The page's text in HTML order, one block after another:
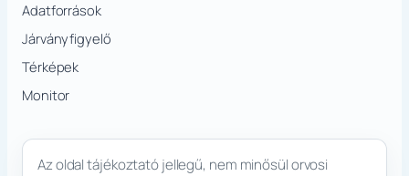
Adatforrások
Járványfigyelő
Térképek
Monitor
Az oldal tájékoztató jellegű, nem minősül orvosi